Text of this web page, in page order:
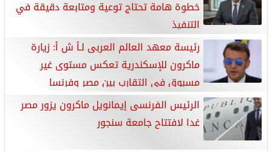
خطوة هامة تحتاج توعية ومتابعة دقيقة في
التنفيذ
رئيسة معهد العالم العربى لـأ ش أ: زيارة
ماكرون للإسكندرية تعكس مستوى غير
مسبوق فى التقارب بين مصر وفرنسا
الرئيس الفرنسى إيمانويل ماكرون يزور مصر
غدا لافتتاح جامعة سنجور